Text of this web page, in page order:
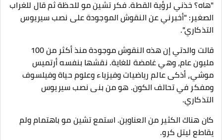
"هاه؟ خذني لرؤية القطة. فكر تشين مو للحظة ثم قال للغراب
الصغير: "أخبرني عن النقوش الموجودة على نصب سيريوس
التذكاري".
قالت والدتي إن هذه النقوش موجودة منذ أكثر من 100
مليون عام، وهي غامضة للغاية. نقشها بنفسه أرتميس
موشي، أذكى عالم رياضيات وفيزياء وعلوم حياة وفيلسوف
ومفكر في تحالف الكون. هو من بنى نصب سيريوس
التذكاري.
كان هناك الكثير من العناوين. استمع تشين مو باهتمام ولم
يقاطع ليتل كرو.